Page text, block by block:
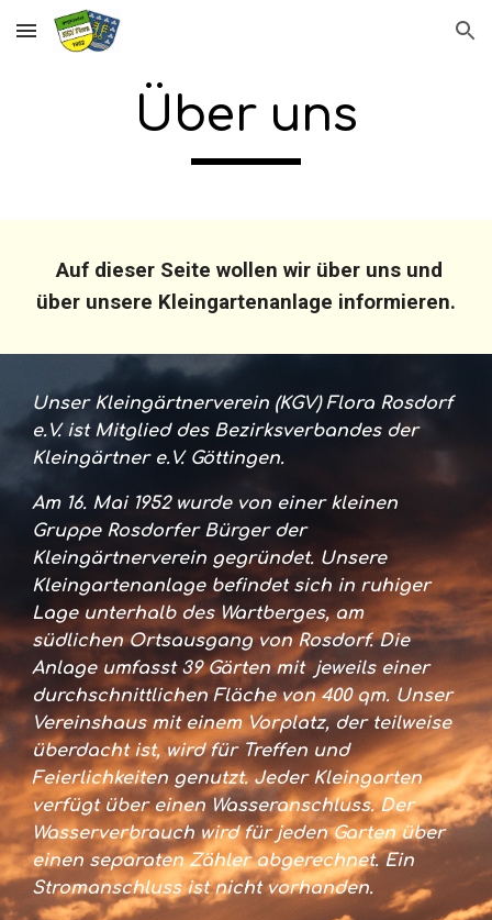
Skip to main content Skip to navigation
Über uns
Auf dieser Seite wollen wir über uns und
über unsere Kleingartenanlage informieren.
Unser Kleingärtnerverein (KGV) Flora Rosdorf
e.V. ist Mitglied des Bezirksverbandesder
Kleingärtner e.V. Göttingen.
Am 16. Mai 1952 wurde von einer kleinen
Gruppe Rosdorfer Bürger der
Kleingärtnerverein gegründet. Unsere
Kleingartenanlage befindet sich in ruhiger
Lage unterhalb des Wartberges, am
südlichen Ortsausgang von Rosdorf. Die
Anlage umfasst 39 Gärten mit jeweils einer
durchschnittlichen Fläche von 400qm. Unser
Vereinshaus mit einem Vorplatz, der teilweise
überdacht ist, wird für Treffen und
Feierlichkeiten genutzt. Jeder Kleingarten
verfügt über einen Wasseranschluss. Der
Wasserverbrauch wird für jeden Garten über
einen separaten Zähler abgerechnet. Ein
Stromanschluss ist nicht vorhanden.